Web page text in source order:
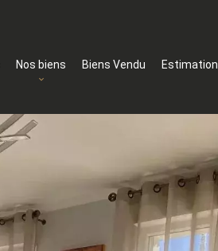
Nos biens Biens Vendu Estimation